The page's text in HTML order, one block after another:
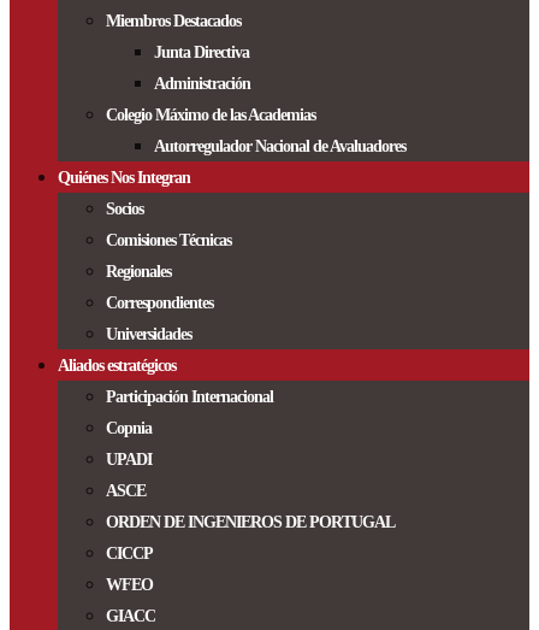
Miembros Destacados
Junta Directiva
Administración
Colegio Máximo de las Academias
Autorregulador Nacional de Avaluadores
Quiénes Nos Integran
Socios
Comisiones Técnicas
Regionales
Correspondientes
Universidades
Aliados estratégicos
Participación Internacional
Copnia
UPADI
ASCE
ORDEN DE INGENIEROS DE PORTUGAL
CICCP
WFEO
GIACC